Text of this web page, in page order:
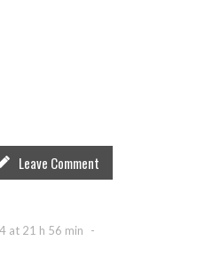
Leave Comment
at 21 h 56 min -